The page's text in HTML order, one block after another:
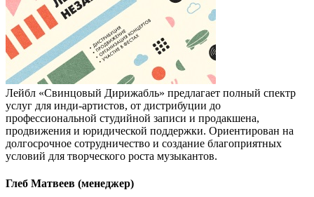
Лейбл «Свинцовый Дирижабль» предлагает полный спектр
услуг для инди-артистов, от дистрибуции до
профессиональной студийной записи и продакшена,
продвижения и юридической поддержки. Ориентирован на
долгосрочное сотрудничество и создание благоприятных
условий для творческого роста музыкантов.
Глеб Матвеев (менеджер)